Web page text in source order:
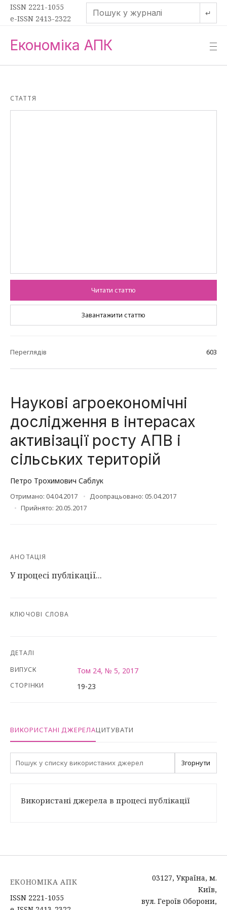
ISSN 2221-1055
e-ISSN 2413-2322
↵
Економіка АПК —
—
—
СТАТТЯ
Читати статтю
Завантажити статтю
Переглядів 603
Наукові агроекономічні
дослідження в інтерасах
активізації росту АПВ і
сільських територій
Петро Трохимович Саблук
Отримано: 04.04.2017
Доопрацьовано: 05.04.2017
Прийнято: 20.05.2017
АНОТАЦІЯ
У процесі публікації...
КЛЮЧОВІ СЛОВА
ДЕТАЛІ
ВИПУСК
Том 24, № 5, 2017
СТОРІНКИ 19-23
ВИКОРИСТАНІ ДЖЕРЕЛАЦИТУВАТИ
Згорнути
Використані джерела в процесі публікації
ЕКОНОМІКА АПК
ISSN 2221-1055
03127, Україна, м.
Київ,
вул. Героїв Оборони,